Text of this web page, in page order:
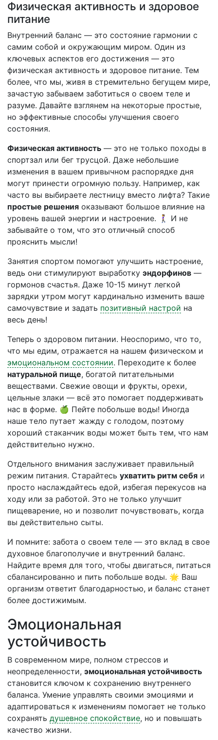
Физическая активность и здоровое
питание
Внутренний баланс — это состояние гармонии с
самим собой и окружающим миром. Один из
ключевых аспектов его достижения — это
физическая активность и здоровое питание. Тем
более, что мы, живя в стремительно бегущем мире,
зачастую забываем заботиться о своем теле и
разуме. Давайте взглянем на некоторые простые,
но эффективные способы улучшения своего
состояния.
Физическая активность — это не только походы в
спортзал или бег трусцой. Даже небольшие
изменения в вашем привычном распорядке дня
могут принести огромную пользу. Например, как
часто вы выбираете лестницу вместо лифта? Такие
простые решения оказывают большое влияние на
уровень вашей энергии и настроение. 🚶‍♀️ И не
забывайте о том, что это отличный способ
прояснить мысли!
Занятия спортом помогают улучшить настроение,
ведь они стимулируют выработку эндорфинов —
гормонов счастья. Даже 10-15 минут легкой
зарядки утром могут кардинально изменить ваше
самочувствие и задать позитивный настрой на
весь день!
Теперь о здоровом питании. Неоспоримо, что то,
что мы едим, отражается на нашем физическом и
эмоциональном состоянии. Переходите к более
натуральной пище, богатой питательными
веществами. Свежие овощи и фрукты, орехи,
цельные злаки — всё это помогает поддерживать
нас в форме. 🍏 Пейте побольше воды! Иногда
наше тело путает жажду с голодом, поэтому
хороший стаканчик воды может быть тем, что нам
действительно нужно.
Отдельного внимания заслуживает правильный
режим питания. Старайтесь ухватить ритм себя и
просто наслаждайтесь едой, избегая перекусов на
ходу или за работой. Это не только улучшит
пищеварение, но и позволит почувствовать, когда
вы действительно сыты.
И помните: забота о своем теле — это вклад в свое
духовное благополучие и внутренний баланс.
Найдите время для того, чтобы двигаться, питаться
сбалансированно и пить побольше воды. 🌟 Ваш
организм ответит благодарностью, и баланс станет
более достижимым.
Эмоциональная
устойчивость
В современном мире, полном стрессов и
неопределенности, эмоциональная устойчивость
становится ключом к сохранению внутреннего
баланса. Умение управлять своими эмоциями и
адаптироваться к изменениям помогает не только
сохранять душевное спокойствие, но и повышать
качество жизни.